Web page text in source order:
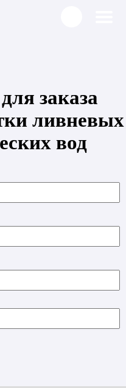
заказа
ливневых
вод